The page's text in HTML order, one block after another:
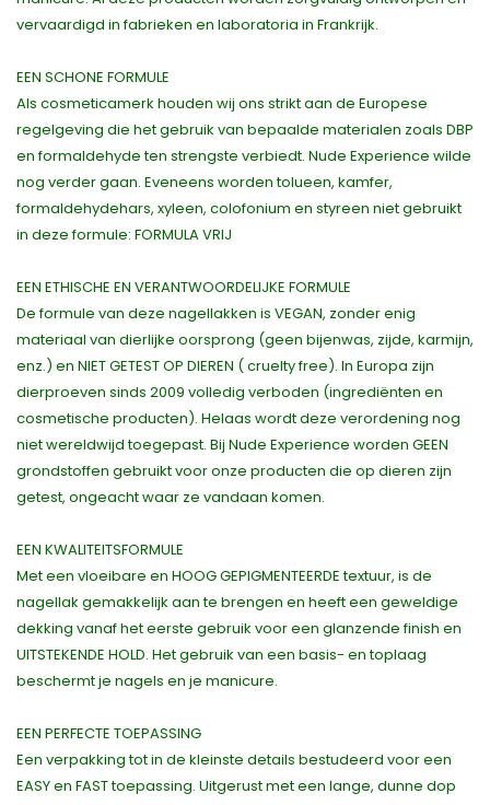
vervaardigd in fabrieken en laboratoria in Frankrijk.
EEN SCHONE FORMULE
Als cosmeticamerk houden wij ons strikt aan de Europese
regelgeving die het gebruik van bepaalde materialen zoals DBP
en formaldehyde ten strengste verbiedt. Nude Experience wilde
nog verder gaan. Eveneens worden tolueen, kamfer,
formaldehydehars, xyleen, colofonium en styreen niet gebruikt
in deze formule: FORMULA VRIJ
EEN ETHISCHE EN VERANTWOORDELIJKE FORMULE
De formule van deze nagellakken is VEGAN, zonder enig
materiaal van dierlijke oorsprong (geen bijenwas, zijde, karmijn,
enz.) en NIET GETEST OP DIEREN ( cruelty free). In Europa zijn
dierproeven sinds 2009 volledig verboden (ingrediënten en
cosmetische producten). Helaas wordt deze verordening nog
niet wereldwijd toegepast. Bij Nude Experience worden GEEN
grondstoffen gebruikt voor onze producten die op dieren zijn
getest, ongeacht waar ze vandaan komen.
EEN KWALITEITSFORMULE
Met een vloeibare en HOOG GEPIGMENTEERDE textuur, is de
nagellak gemakkelijk aan te brengen en heeft een geweldige
dekking vanaf het eerste gebruik voor een glanzende finish en
UITSTEKENDE HOLD. Het gebruik van een basis- en toplaag
beschermt je nagels en je manicure.
EEN PERFECTE TOEPASSING
Een verpakking tot in de kleinste details bestudeerd voor een
EASY en FAST toepassing. Uitgerust met een lange, dunne dop